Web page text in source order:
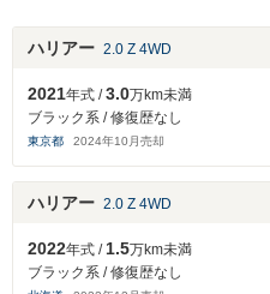
ハリアー 2.0 Z 4WD
2021年式 /3.0万km未満
ブラック系 / 修復歴なし
東京都 2024年10 月売却
ハリアー 2.0 Z 4WD
2022年式 /1.5万km未満
ブラック系 / 修復歴なし